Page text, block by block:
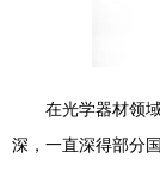
在光学器材领
深，一直深得部分